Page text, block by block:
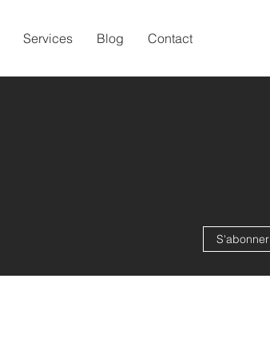
Services Blog Contact
S'abonner